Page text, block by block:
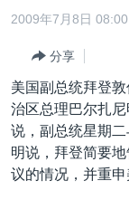
转
容
跳
转
到
导
港澳
国际
最新国际新闻
印太
分类新闻
经济·金融·贸易
美中关系
2009年7月8日 08:00
分享
美国副总统拜登
治区总理巴尔扎
说，副总统星期
明说，拜登简要
议的情况，并重申